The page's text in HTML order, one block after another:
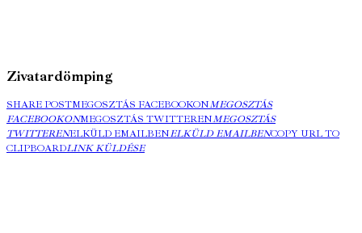
Zivatardömping
SHARE POSTMEGOSZTÁS FACEBOOKONMEGOSZTÁS
FACEBOOKONMEGOSZTÁS TWITTERENMEGOSZTÁS
TWITTERENELKÜLD EMAILBENELKÜLD EMAILBENCOPY URL TO
CLIPBOARDLINK KÜLDÉSE